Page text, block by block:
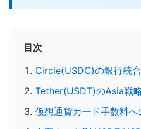
目次
Circle(USDC)の銀行統
Tether(USDT)のAsia戦
仮想通貨カード手数料へ